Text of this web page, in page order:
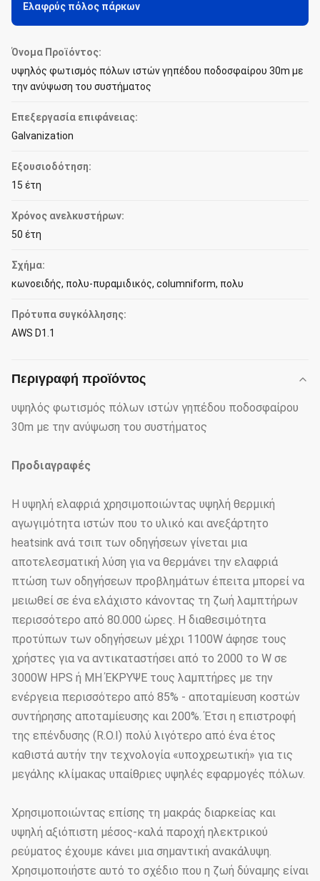
Ελαφρύς πόλος πάρκων
Όνομα Προϊόντος:
υψηλός φωτισμός πόλων ιστών γηπέδου ποδοσφαίρου 30m με
την ανύψωση του συστήματος
Επεξεργασία επιφάνειας:
Galvanization
Εξουσιοδότηση:
15 έτη
Χρόνος ανελκυστήρων:
50 έτη
Σχήμα:
κωνοειδής, πολυ-πυραμιδικός, columniform, πολυ
Πρότυπα συγκόλλησης:
AWS D1.1
Περιγραφή προϊόντος
υψηλός φωτισμός πόλων ιστών γηπέδου ποδοσφαίρου
30m με την ανύψωση του συστήματος
Προδιαγραφές
Η υψηλή ελαφριά χρησιμοποιώντας υψηλή θερμική
αγωγιμότητα ιστών που το υλικό και ανεξάρτητο
heatsink ανά τσιπ των οδηγήσεων γίνεται μια
αποτελεσματική λύση για να θερμάνει την ελαφριά
πτώση των οδηγήσεων προβλημάτων έπειτα μπορεί να
μειωθεί σε ένα ελάχιστο κάνοντας τη ζωή λαμπτήρων
περισσότερο από 80.000 ώρες. Η διαθεσιμότητα
προτύπων των οδηγήσεων μέχρι 1100W άφησε τους
χρήστες για να αντικαταστήσει από το 2000 το W σε
3000W HPS ή MH ΈΚΡΥΨΕ τους λαμπτήρες με την
ενέργεια περισσότερο από 85% - αποταμίευση κοστών
συντήρησης αποταμίευσης και 200%. Έτσι η επιστροφή
της επένδυσης (R.O.I) πολύ λιγότερο από ένα έτος
καθιστά αυτήν την τεχνολογία «υποχρεωτική» για τις
μεγάλης κλίμακας υπαίθριες υψηλές εφαρμογές πόλων.
Χρησιμοποιώντας επίσης τη μακράς διαρκείας και
υψηλή αξιόπιστη μέσος-καλά παροχή ηλεκτρικού
ρεύματος έχουμε κάνει μια σημαντική ανακάλυψη.
Χρησιμοποιήστε αυτό το σχέδιο που η ζωή δύναμης είναι